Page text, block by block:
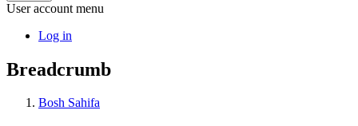
User account menu
Log in
Breadcrumb
Bosh Sahifa